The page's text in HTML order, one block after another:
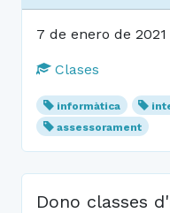
7 de enero de 2021
Clases
informàtica
assessorament
Dono classes